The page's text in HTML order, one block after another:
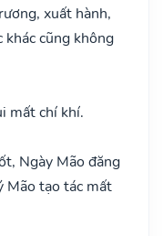
xuất hành,
cũng không
mất chí khí.
Ngày Mão đăng
Mão tạo tác mất